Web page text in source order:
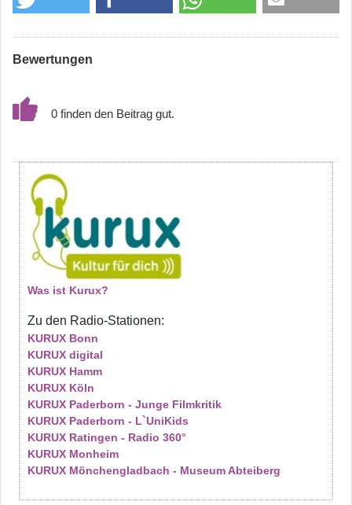
Bewertungen
0
Was ist Kurux?
Zu den Radio-Stationen:
KURUX Bonn
KURUX digital
KURUX Hamm
KURUX Köln
KURUX Paderborn - Junge Filmkritik
KURUX Paderborn - L`UniKids
KURUX Ratingen - Radio 360°
KURUX Monheim
KURUX Mönchengladbach - Museum Abteiberg